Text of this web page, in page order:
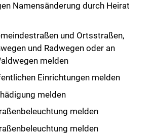
Namensänderung durch Heirat
und Ortsstraßen,
und Radwegen oder an
melden
Einrichtungen melden
melden
melden
melden